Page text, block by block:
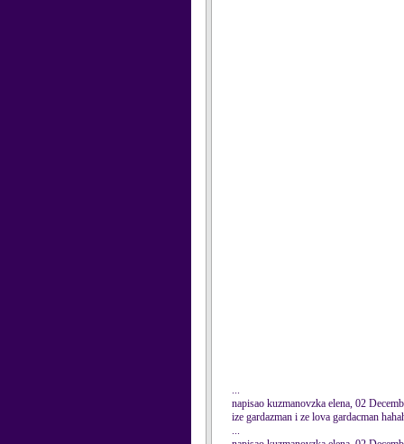
...
napisao kuzmanovzka elena, 02
ize gardazman i ze lova gardacman
...